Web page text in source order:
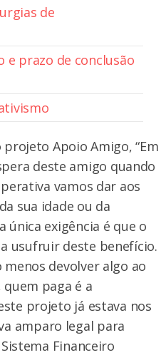
de
e prazo de conclusão
Apoio Amigo, “Em
deste amigo quando
vamos dar aos
sua idade ou da
exigência é que o
usufruir deste benefício.
devolver algo ao
paga é a
projeto já estava nos
amparo legal para
Financeiro